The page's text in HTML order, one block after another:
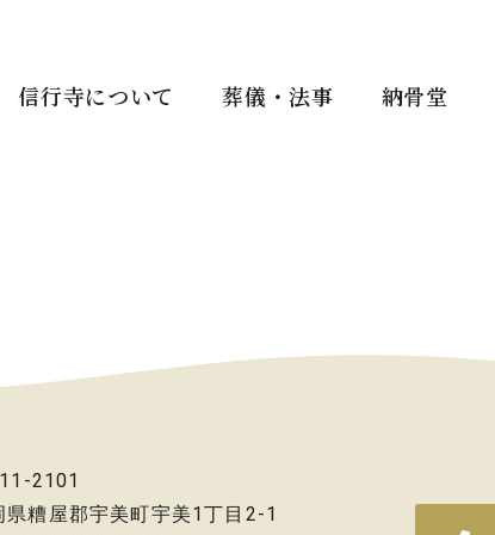
信行寺について 葬儀・法事 納骨堂
2101
県糟屋郡宇美町宇美1丁目2-1